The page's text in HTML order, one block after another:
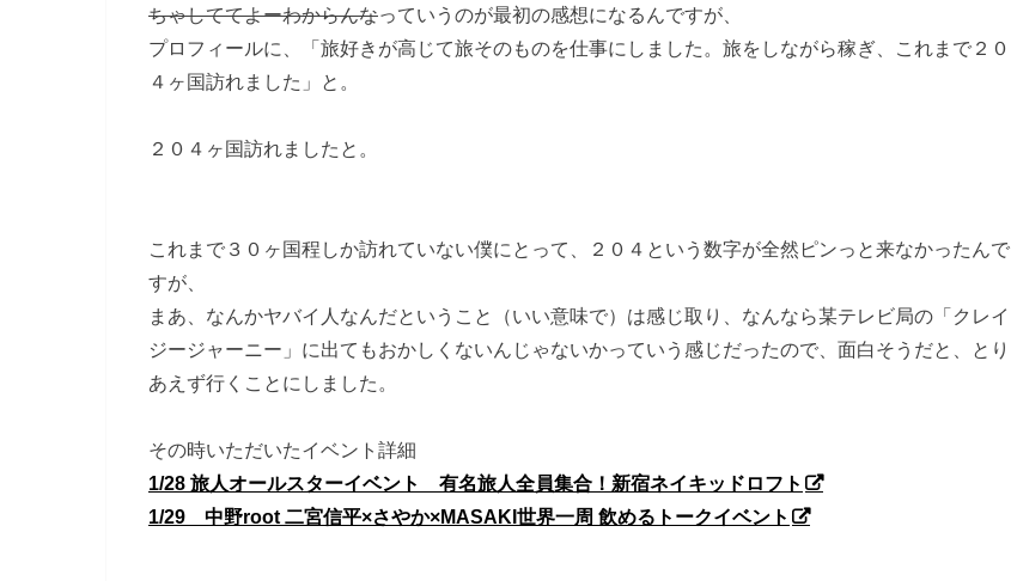
ちゃしててよーわからんなっていうのが最初の感想になるんですが、
プロフィールに、「旅好きが高じて旅そのものを仕事にしました。旅をしながら稼ぎ、これまで２０
４ヶ国訪れました」と。
２０４ヶ国訪れましたと。
これまで３０ヶ国程しか訪れていない僕にとって、２０４という数字が全然ピンっと来なかったんで
すが、
まあ、なんかヤバイ人なんだということ（いい意味で）は感じ取り、なんなら某テレビ局の「クレイ
ジージャーニー」に出てもおかしくないんじゃないかっていう感じだったので、面白そうだと、とり
あえず行くことにしました。
その時いただいたイベント詳細
1/28 旅人オールスターイベント 有名旅人全員集合！新宿ネイキッドロフト
1/29 中野root 二宮信平×さやか×MASAKI世界一周 飲めるトークイベント